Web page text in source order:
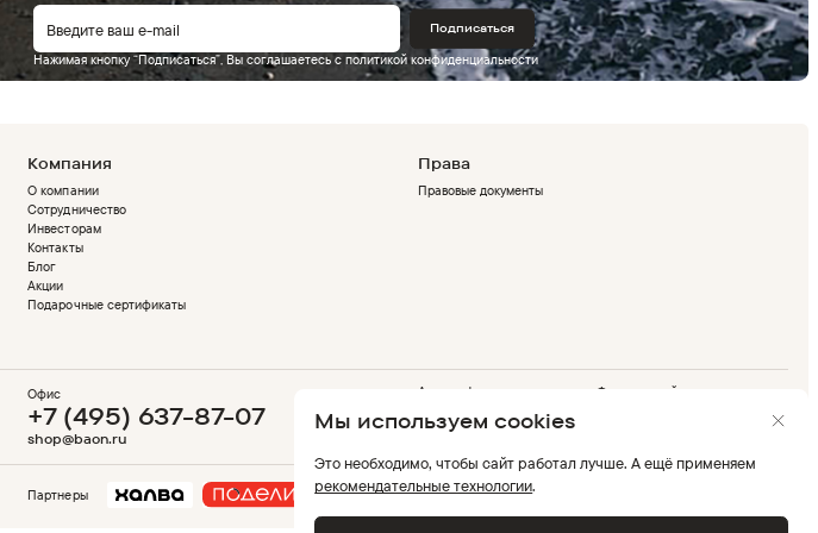
Подписаться
Нажимая кнопку “Подписаться”, Вы соглашаетесь с политикой конфиденциальности
Мы используем cookies
Это необходимо, чтобы сайт работал лучше. А ещё применяем
рекомендательные технологии.
Компания
О компании
Сотрудничество
Инвесторам
Контакты
Блог
Акции
Подарочные сертификаты
Права
Правовые документы
Офис
+7 (495) 637-87-07
shop@baon.ru
Адрес офиса
г. Москва, Дербеневская
набережная 7,стр. 9
Флагманский магазин
Партнеры Мы в соцсетях